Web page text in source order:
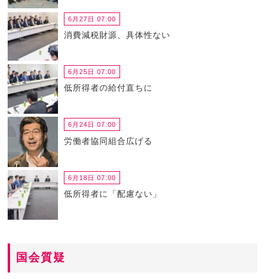
6月27日 07:00
消費減税財源、具体性ない
6月25日 07:00
低所得者の給付直ちに
6月24日 07:00
労働者協同組合広げる
6月18日 07:00
低所得者に「配慮ない」
国会質疑